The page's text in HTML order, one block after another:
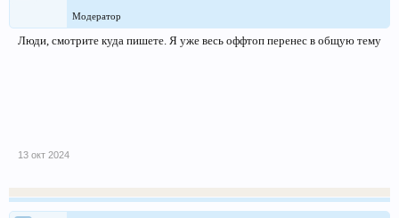
Модератор
Люди, смотрите куда пишете. Я уже весь оффтоп перенес в общую тему
13 окт 2024